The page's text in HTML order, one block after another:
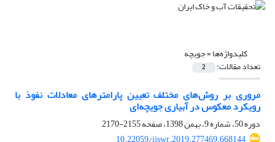
کلیدواژه‌ها =جویچه
تعداد مقالات: 2
مروری بر روش‌های مختلف تعیین پارامترهای معادلات نفوذ با
رویکرد معکوس در آبیاری جویچه‌ای
دوره 50، شماره 9، بهمن 1398، صفحه
2155-2170